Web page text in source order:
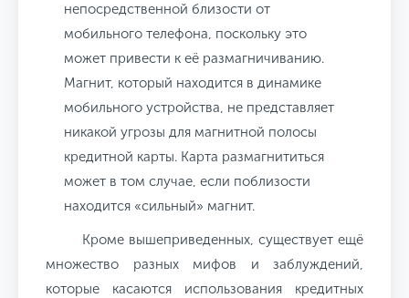
непосредственной близости от
мобильного телефона, поскольку это
может привести к её размагничиванию.
Магнит, который находится в динамике
мобильного устройства, не представляет
никакой угрозы для магнитной полосы
кредитной карты. Карта размагнититься
может в том случае, если поблизости
находится «сильный» магнит.
Кроме вышеприведенных, существует ещё
множество разных мифов и заблуждений,
которые касаются использования кредитных